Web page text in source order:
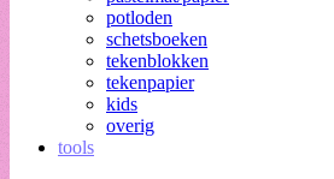
potloden
schetsboeken
tekenblokken
tekenpapier
kids
overig
tools